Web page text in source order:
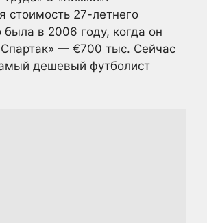
стоимость 27-летнего
в 2006 году, когда он
— €700 тыс. Сейчас
дешевый футболист